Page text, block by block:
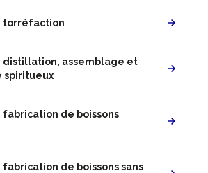
torréfaction
distillation, assemblage et
spiritueux
de boissons
de boissons sans